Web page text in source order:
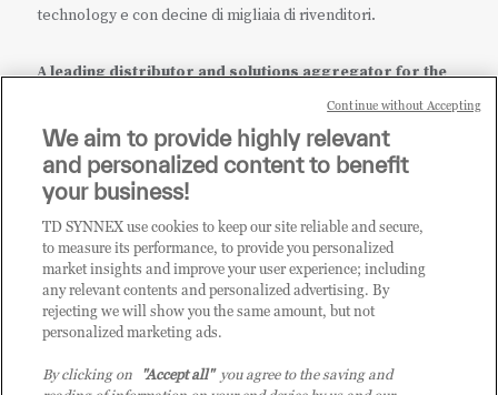
technology e con decine di migliaia di rivenditori.
A leading distributor and solutions aggregator for the
it.tdsynnex.com|eu.tdsynnex.com|tdsynnex.com
CATEGORIE
Categorie
We aim to provide highly relevant
and personalized content to benefit
your business!
TD SYNNEX use cookies to keep our site reliable and secure,
to measure its performance, to provide you personalized
market insights and improve your user experience; including
any relevant contents and personalized advertising. By
rejecting we will show you the same amount, but not
personalized marketing ads.
By clicking on "Accept all"you agree to the saving and
Continue without Accepting